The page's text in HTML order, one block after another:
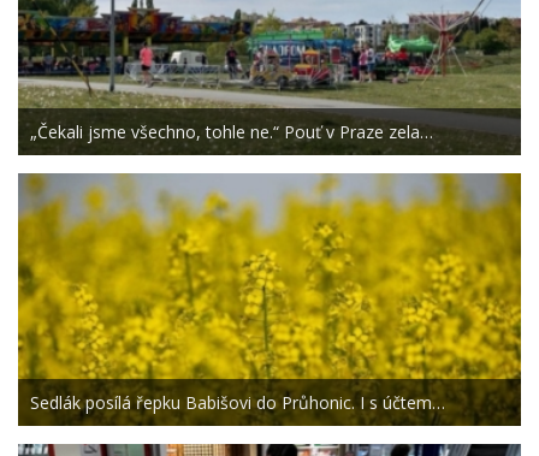
„Čekali jsme všechno, tohle ne.“ Pouť v Praze zela…
Sedlák posílá řepku Babišovi do Průhonic. I s účtem…